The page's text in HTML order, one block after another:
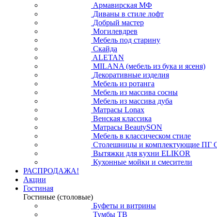
Армавирская МФ
Диваны в стиле лофт
Добрый мастер
Могилевдрев
Мебель под старину
Скайда
ALETAN
MILANA (мебель из бука и ясеня)
Декоративные изделия
Мебель из ротанга
Мебель из массива сосны
Мебель из массива дуба
Матрасы Lonax
Венская классика
Матрасы BeautySON
Мебель в классическом стиле
Столешницы и комплектующие ПГ
Вытяжки для кухни ELIKOR
Кухонные мойки и смесители
РАСПРОДАЖА!
Акции
Гостиная
Гостиные (столовые)
Буфеты и витрины
Тумбы ТВ